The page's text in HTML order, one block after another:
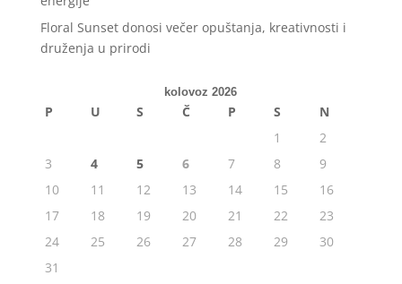
Floral Sunset donosi večer opuštanja, kreativnosti i
druženja u prirodi
kolovoz 2026
P U S Č P S
N
1
2
3
4 5 6 7 8
9
10
11 12 13 14 15
16
17
18 19 20 21 22
23
24
25 26 27 28 29
30
31